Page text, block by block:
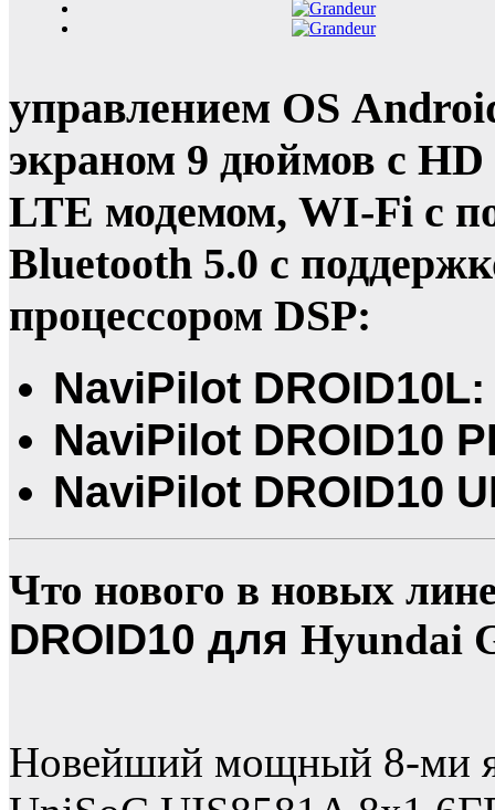
управлением OS
экраном 9 дюймов с
LTE модемом, WI-Fi с
Bluetooth 5.0 с
процессором DSP:
NaviPilot
NaviPilot DROID10
NaviPilot DROID10
Что нового в новых
DROID10 для Hyundai
Новейший мощный 8-ми